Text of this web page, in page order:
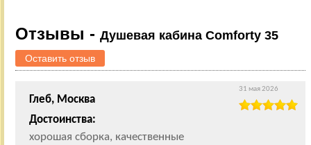
Отзывы - Душевая кабина Comforty 35
Оставить отзыв
Глеб, Москва
Достоинства:
хорошая сборка, качественные
31 мая 2026